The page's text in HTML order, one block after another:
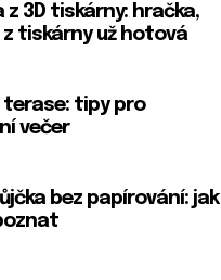
z 3D tiskárny: hračka,
z tiskárny už hotová
terase: tipy pro
večer
bez papírování: jak